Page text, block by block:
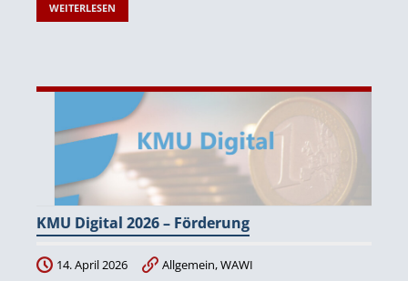
WEITERLESEN
KMU Digital 2026 – Förderung
14. April 2026 Allgemein,WAWI